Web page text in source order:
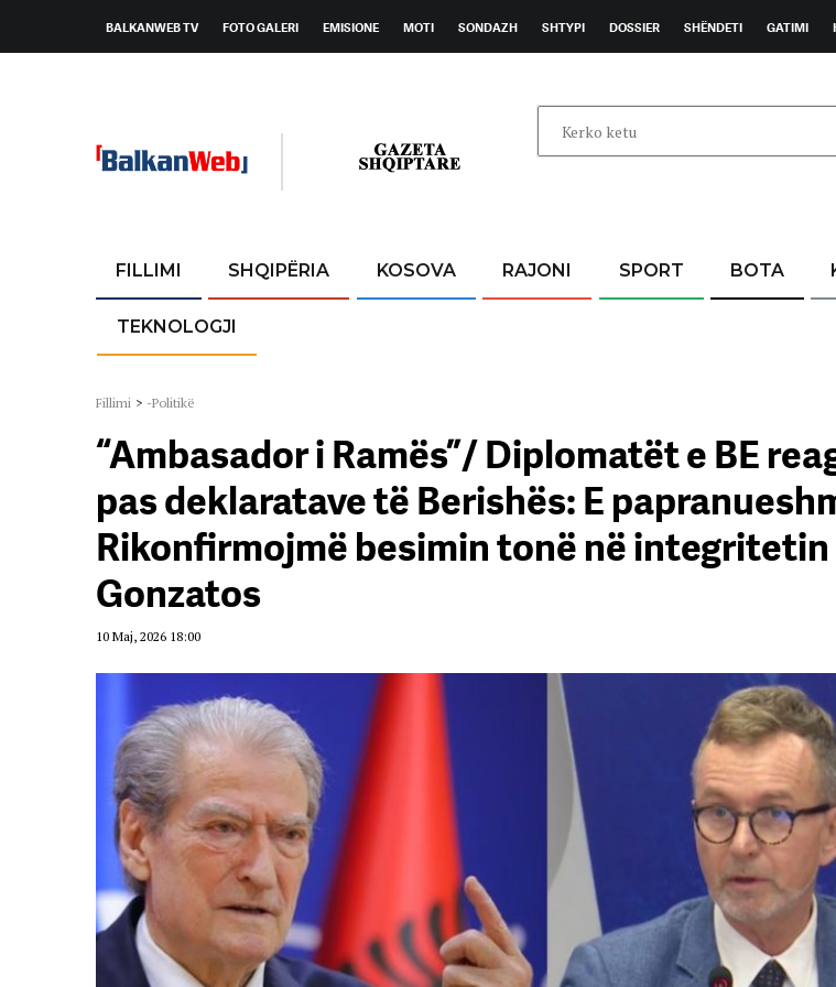
BALKANWEB TV FOTO GALERI EMISIONE MOTI SONDAZH SHTYPI DOSSIER SHËNDETI GATIMI
FILLIMI SHQIPËRIA KOSOVA RAJONI SPORT BOTA
TEKNOLOGJI
Fillimi > -Politikë
“Ambasador i Ramës”/ Diplomatët e BE
pas deklaratave të Berishës: E
Rikonfirmojmë besimin tonë në integritetin
Gonzatos
10 Maj, 2026 18:00
me lajme krimi,
është
kronike
09 Gusht, 2026
Rrezikonin të
Shpëtohen 2
09 Gusht, 2026
VIDEO- Vrau
zjarri dhe u
Momenti i
Sterjos pranë
Korçë